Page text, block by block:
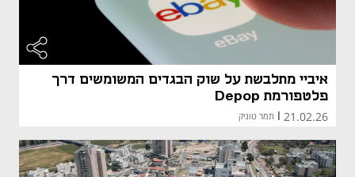
איביי מתלבשת על שוק הבגדים המשומשים דרך
פלטפורמת Depop
21.02.26
| תמר טוניק